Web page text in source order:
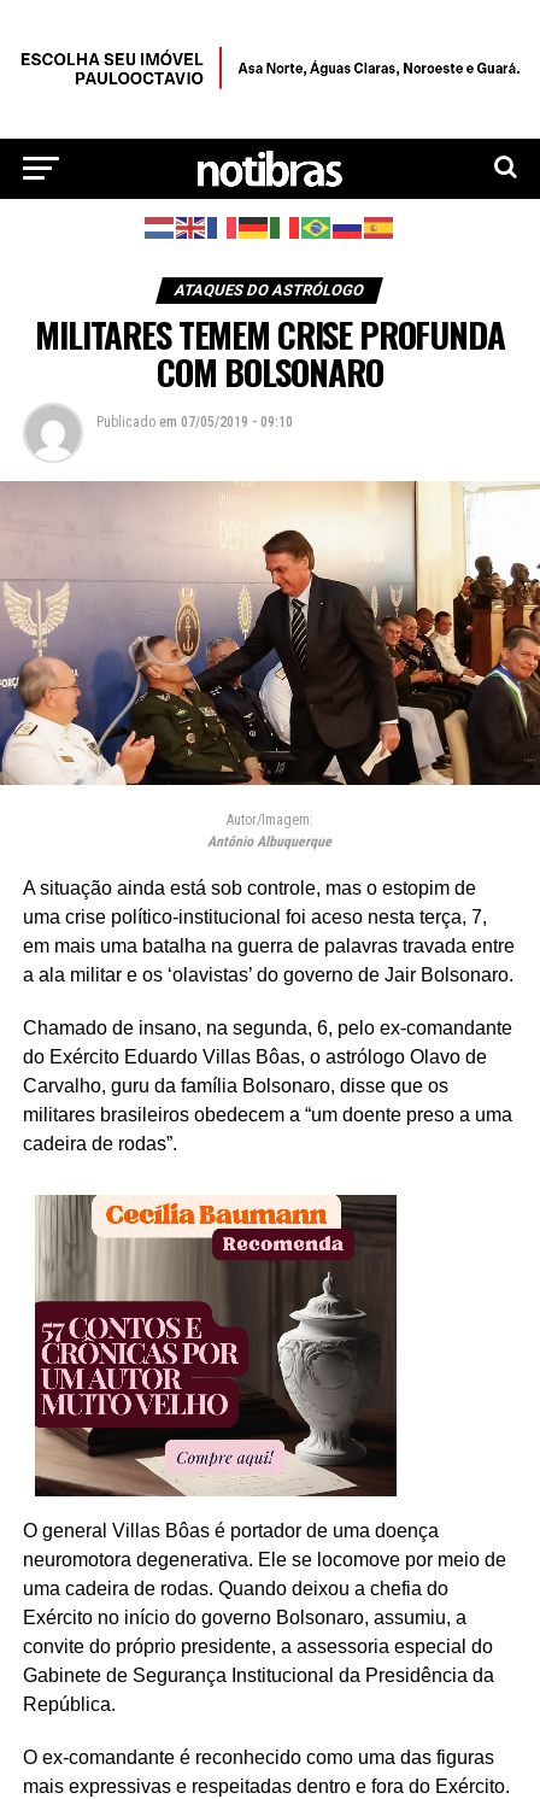
ATAQUES DO ASTRÓLOGO
MILITARES TEMEM CRISE PROFUNDA
COM BOLSONARO
Publicado em 07/05/2019 - 09:10
Autor/Imagem:
Antônio Albuquerque
A situação ainda está sob controle, mas o estopim de
uma crise político-institucional foi aceso nesta terça, 7,
em mais uma batalha na guerra de palavras travada entre
a ala militar e os ‘olavistas’ do governo de Jair Bolsonaro.
Chamado de insano, na segunda, 6, pelo ex-comandante
do Exército Eduardo Villas Bôas, o astrólogo Olavo de
Carvalho, guru da família Bolsonaro, disse que os
militares brasileiros obedecem a “um doente preso a uma
cadeira de rodas”.
O general Villas Bôas é portador de uma doença
neuromotora degenerativa. Ele se locomove por meio de
uma cadeira de rodas. Quando deixou a chefia do
Exército no início do governo Bolsonaro, assumiu, a
convite do próprio presidente, a assessoria especial do
Gabinete de Segurança Institucional da Presidência da
República.
O ex-comandante é reconhecido como uma das figuras
mais expressivas e respeitadas dentro e fora do Exército.